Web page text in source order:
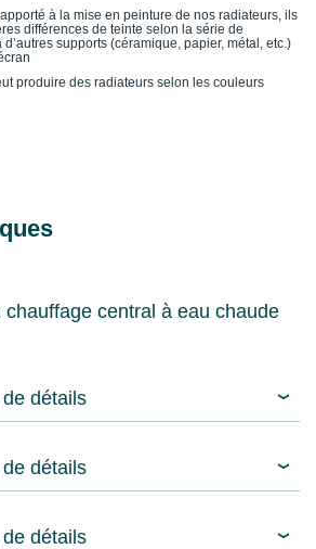
à la mise en peinture de nos radiateurs, ils
différences de teinte selon la série de
supports (céramique, papier, métal, etc.)
produire des radiateurs selon les couleurs
central à eau chaude
détails
détails
détails